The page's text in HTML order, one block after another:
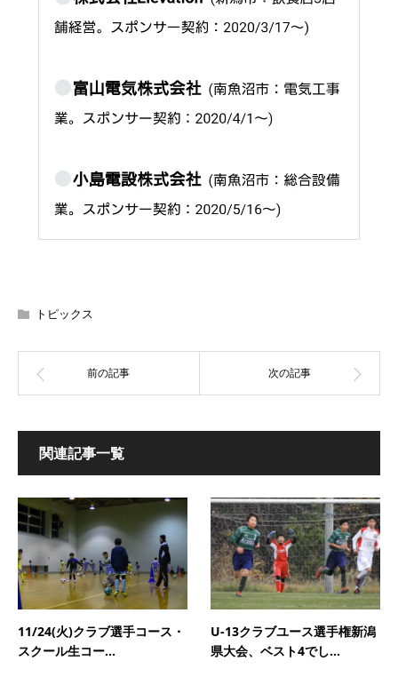
トピックス
関連記事一覧
11/24(火)クラブ選手コース・
スクール生コー...
U-13クラブユース選手権新潟
県大会、ベスト4でし...